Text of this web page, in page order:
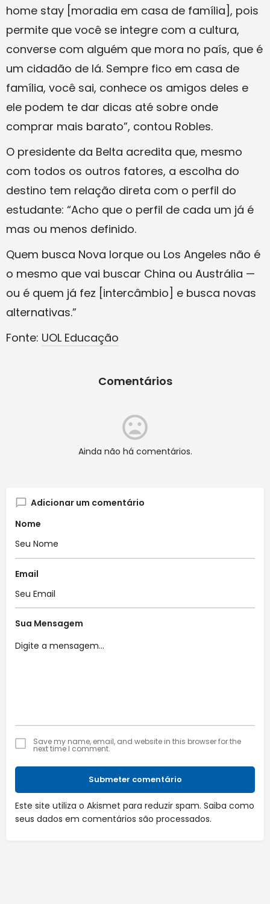
home stay [moradia em casa de família], pois
permite que você se integre com a cultura,
converse com alguém que mora no país, que é
um cidadão de lá. Sempre fico em casa de
família, você sai, conhece os amigos deles e
ele podem te dar dicas até sobre onde
comprar mais barato”, contou Robles.
O presidente da Belta acredita que, mesmo
com todos os outros fatores, a escolha do
destino tem relação direta com o perfil do
estudante: “Acho que o perfil de cada um já é
mas ou menos definido.
Quem busca Nova Iorque ou Los Angeles não é
o mesmo que vai buscar China ou Austrália —
ou é quem já fez [intercâmbio] e busca novas
alternativas.”
Fonte: UOL Educação
Comentários
Ainda não há comentários.
Adicionar um comentário
Nome
Email
Sua Mensagem
Save my name, email, and website in this browser for the
next time I comment.
Submeter comentário
Este site utiliza o Akismet para reduzir spam. Saiba como
seus dados em comentários são processados.